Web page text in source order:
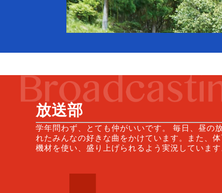
放送部
学年問わず、とても仲がいいです。 毎日、昼の
れたみんなの好きな曲をかけています。また、
機材を使い、盛り上げられるよう実況していま